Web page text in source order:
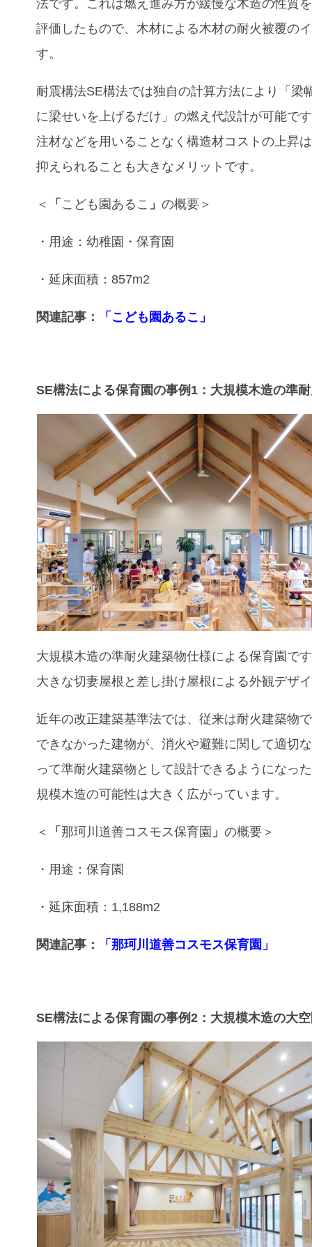
法です。これは燃え進み方が緩慢な木造の性質
評価したもので、木材による木材の耐火被覆の
す。
耐震構法SE構法では独自の計算方法により「梁
に梁せいを上げるだけ」の燃え代設計が可能で
注材などを用いることなく構造材コストの上昇
抑えられることも大きなメリットです。
＜ 「 こども園あるこ 」の概要 ＞
・用途：幼稚園・保育園
・延床面積：857m2
関連記事： 「こども園あるこ」
SE構法による保育園の事例1：大規模木造の準
大規模木造の準耐火建築物仕様による保育園で
大きな切妻屋根と差し掛け屋根による外観デザ
近年の改正建築基準法では、従来は耐火建築物
できなかった建物が、消火や避難に関して適切
って準耐火建築物として設計できるようになっ
規模木造の可能性は大きく広がっています。
＜ 「 那珂川道善コスモス保育園 」の概要 ＞
・用途：保育園
・延床面積：1,188m2
関連記事： 「那珂川道善コスモス保育園」
SE構法による保育園の事例2：大規模木造の大